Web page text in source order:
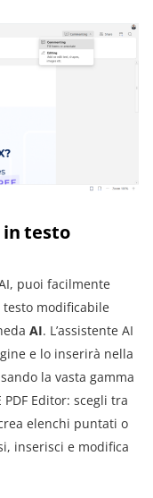
in testo
puoi facilmente
modificabile
AI. L’assistente AI
e lo inserirà nella
la vasta gamma
Editor: scegli tra
elenchi puntati o
inserisci e modifica